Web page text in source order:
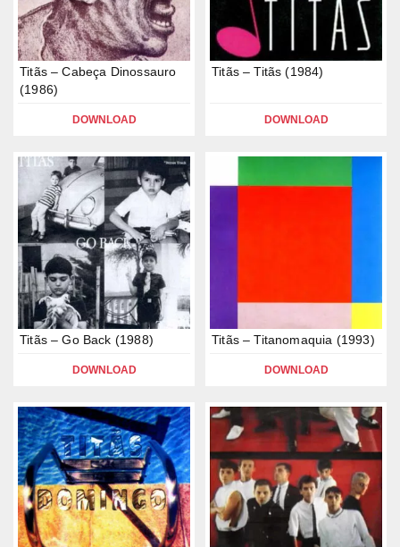
Titãs – Cabeça Dinossauro
(1986)
DOWNLOAD
Titãs – Titãs (1984)
DOWNLOAD
Titãs – Go Back (1988)
DOWNLOAD
Titãs – Titanomaquia (1993)
DOWNLOAD